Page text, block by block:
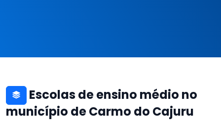
Escolas de ensino médio no
município de Carmo do Cajuru